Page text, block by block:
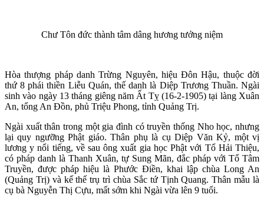
Chư Tôn đức thành tâm dâng hương tưởng niệm
Hòa thượng pháp danh Trừng Nguyên, hiệu Đôn Hậu, thuộc đời
thứ 8 phái thiền Liễu Quán, thế danh là Diệp Trương Thuần. Ngài
sinh vào ngày 13 tháng giêng năm Ất Tỵ (16-2-1905) tại làng Xuân
An, tổng An Đồn, phủ Triệu Phong, tỉnh Quảng Trị.
Ngài xuất thân trong một gia đình có truyền thống Nho học, nhưng
lại quy ngưỡng Phật giáo. Thân phụ là cụ Diệp Văn Kỷ, một vị
lương y nổi tiếng, về sau ông xuất gia học Phật với Tổ Hải Thiệu,
có pháp danh là Thanh Xuân, tự Sung Mãn, đắc pháp với Tổ Tâm
Truyền, được pháp hiệu là Phước Điền, khai lập chùa Long An
(Quảng Trị) và kế thế trụ trì chùa Sắc tứ Tịnh Quang. Thân mẫu là
cụ bà Nguyễn Thị Cựu, mất sớm khi Ngài vừa lên 9 tuổi.